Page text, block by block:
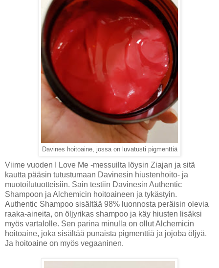
Davines hoitoaine, jossa on luvatusti pigmenttiä
Viime vuoden I Love Me -messuilta löysin Ziajan ja sitä
kautta pääsin tutustumaan Davinesin hiustenhoito- ja
muotoilutuotteisiin. Sain testiin Davinesin Authentic
Shampoon ja Alchemicin hoitoaineen ja tykästyin.
Authentic Shampoo sisältää 98% luonnosta peräisin olevia
raaka-aineita, on öljyrikas shampoo ja käy hiusten lisäksi
myös vartalolle. Sen parina minulla on ollut Alchemicin
hoitoaine, joka sisältää punaista pigmenttiä ja jojoba öljyä.
Ja hoitoaine on myös vegaaninen.